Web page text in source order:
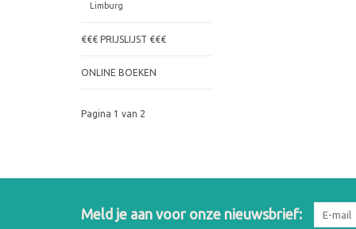
Limburg
€€€ PRIJSLIJST €€€
ONLINE BOEKEN
Pagina 1 van 2
Meld je aan voor onze nieuwsbrief: